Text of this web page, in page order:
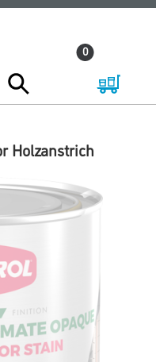
0
Holzanstrich